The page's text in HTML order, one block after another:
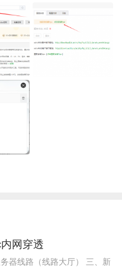
网穿透
器线路（线路大厅） 三、新